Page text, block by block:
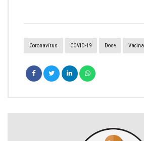
Coronavírus COVID-19 Dose Vacina